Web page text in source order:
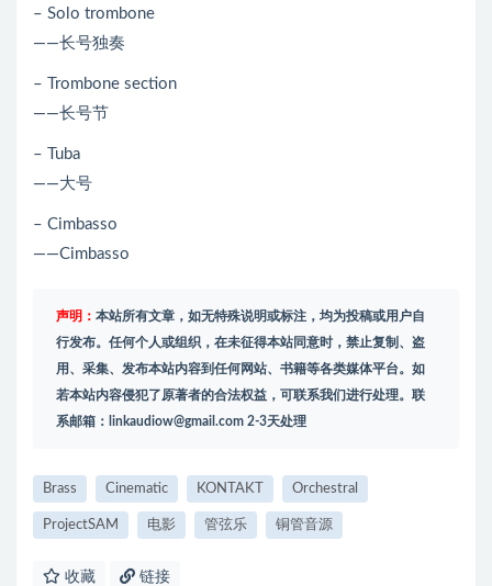
– Solo trombone
——长号独奏
– Trombone section
——长号节
– Tuba
——大号
– Cimbasso
——Cimbasso
声明： 本站所有文章，如无特殊说明或标注，均为投稿或用户自
行发布。任何个人或组织，在未征得本站同意时，禁止复制、盗
用、采集、发布本站内容到任何网站、书籍等各类媒体平台。如
若本站内容侵犯了原著者的合法权益，可联系我们进行处理。联
系邮箱： linkaudiow@gmail.com 2-3天处理
Brass Cinematic KONTAKT Orchestral
ProjectSAM 电影 管弦乐 铜管音源
收藏 链接